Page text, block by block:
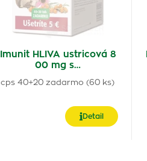
Imunit HLIVA ustricová 8
00 mg s…
cps 40+20 zadarmo (60 ks)
Detail